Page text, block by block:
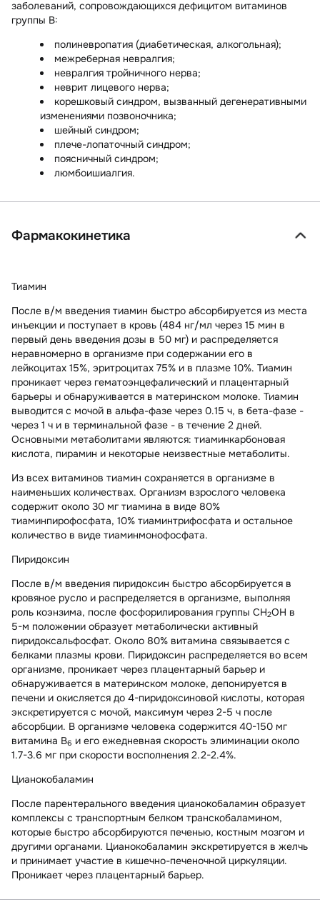
заболеваний, сопровождающихся дефицитом витаминов
группы В:
полиневропатия (диабетическая, алкогольная);
межреберная невралгия;
невралгия тройничного нерва;
неврит лицевого нерва;
корешковый синдром, вызванный дегенеративными
изменениями позвоночника;
шейный синдром;
плече-лопаточный синдром;
поясничный синдром;
люмбоишиалгия.
Фармакокинетика
Тиамин
После в/м введения тиамин быстро абсорбируется из места
инъекции и поступает в кровь (484 нг/мл через 15 мин в
первый день введения дозы в 50 мг) и распределяется
неравномерно в организме при содержании его в
лейкоцитах 15%, эритроцитах 75% и в плазме 10%. Тиамин
проникает через гематоэнцефалический и плацентарный
барьеры и обнаруживается в материнском молоке. Тиамин
выводится с мочой в альфа-фазе через 0.15 ч, в бета-фазе -
через 1 ч и в терминальной фазе - в течение 2 дней.
Основными метаболитами являются: тиаминкарбоновая
кислота, пирамин и некоторые неизвестные метаболиты.
Из всех витаминов тиамин сохраняется в организме в
наименьших количествах. Организм взрослого человека
содержит около 30 мг тиамина в виде 80%
тиаминпирофосфата, 10% тиаминтрифосфата и остальное
количество в виде тиаминмонофосфата.
Пиридоксин
После в/м введения пиридоксин быстро абсорбируется в
кровяное русло и распределяется в организме, выполняя
роль коэнзима, после фосфорилирования группы СН2ОН в
5-м положении образует метаболически активный
пиридоксальфосфат. Около 80% витамина связывается с
белками плазмы крови. Пиридоксин распределяется во всем
организме, проникает через плацентарный барьер и
обнаруживается в материнском молоке, депонируется в
печени и окисляется до 4-пиридоксиновой кислоты, которая
экскретируется с мочой, максимум через 2-5 ч после
абсорбции. В организме человека содержится 40-150 мг
витамина В6 и его ежедневная скорость элиминации около
1.7-3.6 мг при скорости восполнения 2.2-2.4%.
Цианокобаламин
После парентерального введения цианокобаламин образует
комплексы с транспортным белком транскобаламином,
которые быстро абсорбируются печенью, костным мозгом и
другими органами. Цианокобаламин экскретируется в желчь
и принимает участие в кишечно-печеночной циркуляции.
Проникает через плацентарный барьер.